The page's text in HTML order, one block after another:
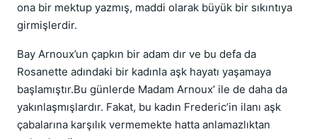
ona bir mektup yazmış, maddi olarak büyük bir sıkıntıya
girmişlerdir.
Bay Arnoux’un çapkın bir adam dır ve bu defa da
Rosanette adındaki bir kadınla aşk hayatı yaşamaya
başlamıştır.Bu günlerde Madam Arnoux’ ile de daha da
yakınlaşmışlardır. Fakat, bu kadın Frederic’in ilanı aşk
çabalarına karşılık vermemekte hatta anlamazlıktan